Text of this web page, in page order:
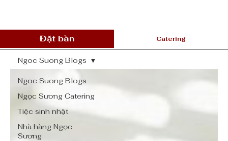
Catering
Đặt bàn
Ngoc Suong Blogs
Ngọc Sương Catering
Tiệc sinh nhật
Nhà hàng Ngọc
Sương
Ngoc Suong Blogs